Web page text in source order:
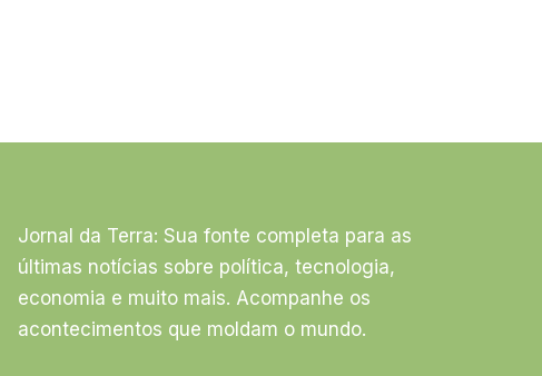
Jornal da Terra: Sua fonte completa para as
últimas notícias sobre política, tecnologia,
economia e muito mais. Acompanhe os
acontecimentos que moldam o mundo.